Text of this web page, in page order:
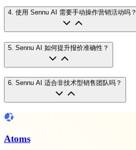
4 使用 Sennu AI 需要手动操作营销活动吗？
5 Sennu AI 如何提升报价准确性？
6. Sennu AI 适合非技术型销售团队吗？
Atoms